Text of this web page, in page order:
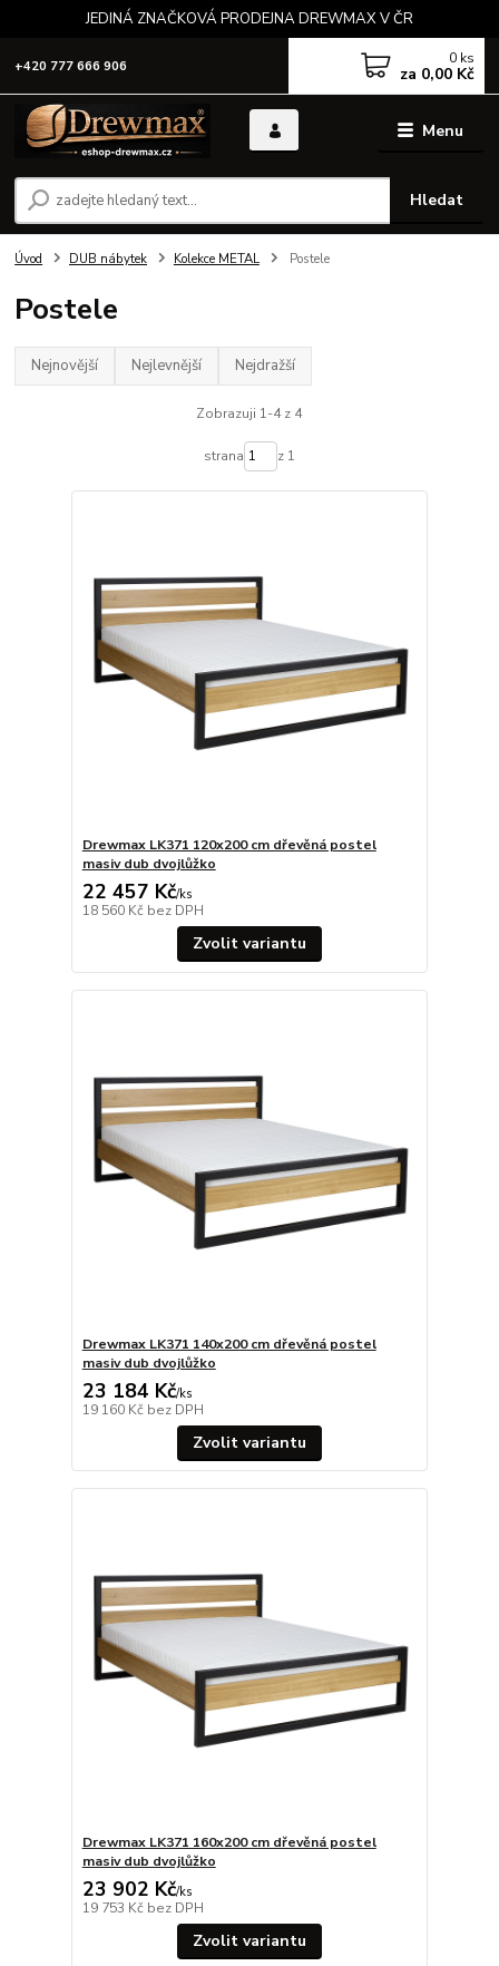
JEDINÁ ZNAČKOVÁ PRODEJNA DREWMAX V ČR
Menu
Hledat
+420 777 666 906 0 ks
za 0,00 Kč
Úvod DUB nábytek Kolekce METAL Postele
Postele
Nejnovější Nejlevnější Nejdražší
Zobrazuji 1-4 z 4
strana z 1
Drewmax LK371 120x200 cm dřevěná postel
masiv dub dvojlůžko
22 457 Kč/ks
18 560 Kč bez DPH
Zvolit variantu
Drewmax LK371 140x200 cm dřevěná postel
masiv dub dvojlůžko
23 184 Kč/ks
19 160 Kč bez DPH
Zvolit variantu
Drewmax LK371 160x200 cm dřevěná postel
masiv dub dvojlůžko
23 902 Kč/ks
19 753 Kč bez DPH
Zvolit variantu